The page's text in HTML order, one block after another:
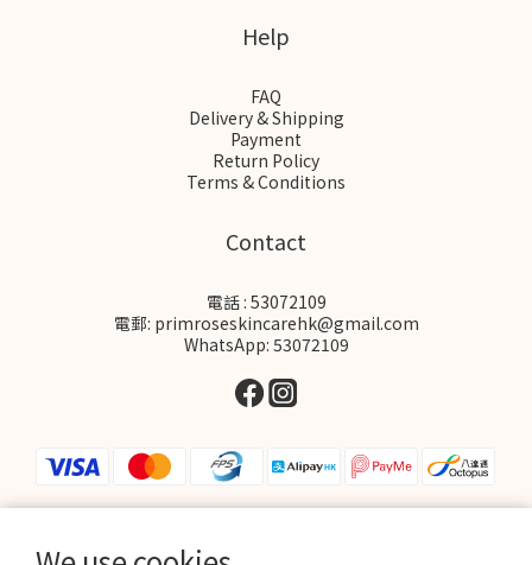
Help
FAQ
Delivery & Shipping
Payment
Return Policy
Terms & Conditions
Contact
電話 : 53072109
電郵: primroseskincarehk@gmail.com
WhatsApp: 53072109
$ HKD English